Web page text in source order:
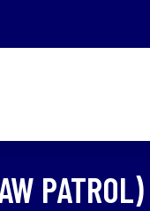
PATROL)